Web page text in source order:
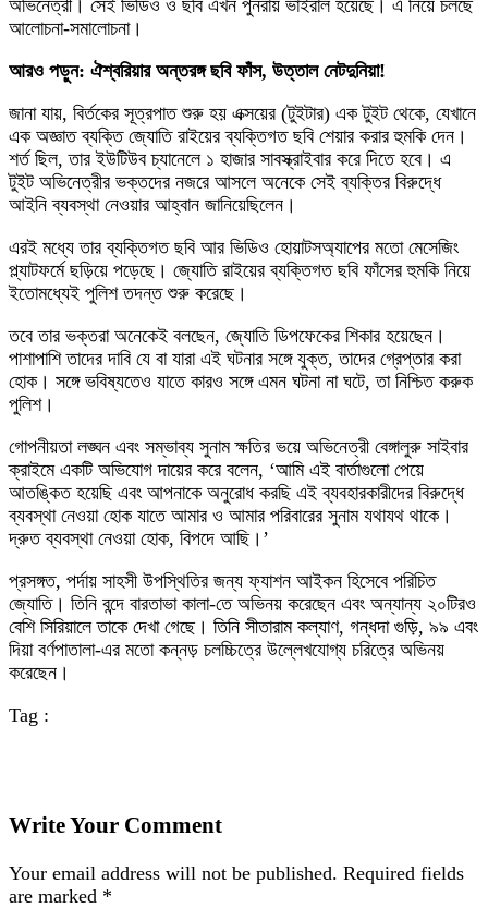
অভিনেত্রী। সেই ভিডিও ও ছবি এখন পুনরায় ভাইরাল হয়েছে। এ নিয়ে চলছে
আলোচনা-সমালোচনা।
আরও পড়ুন: ঐশ্বরিয়ার অন্তরঙ্গ ছবি ফাঁস, উত্তাল নেটদুনিয়া!
জানা যায়, বির্তকের সূত্রপাত শুরু হয় এক্সয়ের (টুইটার) এক টুইট থেকে, যেখানে
এক অজ্ঞাত ব্যক্তি জ্যোতি রাইয়ের ব্যক্তিগত ছবি শেয়ার করার হুমকি দেন।
শর্ত ছিল, তার ইউটিউব চ্যানেলে ১ হাজার সাবস্ক্রাইবার করে দিতে হবে। এ
টুইট অভিনেত্রীর ভক্তদের নজরে আসলে অনেকে সেই ব্যক্তির বিরুদ্ধে
আইনি ব্যবস্থা নেওয়ার আহ্বান জানিয়েছিলেন।
এরই মধ্যে তার ব্যক্তিগত ছবি আর ভিডিও হোয়াটসঅ্যাপের মতো মেসেজিং
প্ল্যাটফর্মে ছড়িয়ে পড়েছে। জ্যোতি রাইয়ের ব্যক্তিগত ছবি ফাঁসের হুমকি নিয়ে
ইতোমধ্যেই পুলিশ তদন্ত শুরু করেছে।
তবে তার ভক্তরা অনেকেই বলছেন, জ্যোতি ডিপফেকের শিকার হয়েছেন।
পাশাপাশি তাদের দাবি যে বা যারা এই ঘটনার সঙ্গে যুক্ত, তাদের গ্রেপ্তার করা
হোক। সঙ্গে ভবিষ্যতেও যাতে কারও সঙ্গে এমন ঘটনা না ঘটে, তা নিশ্চিত করুক
পুলিশ।
গোপনীয়তা লঙ্ঘন এবং সম্ভাব্য সুনাম ক্ষতির ভয়ে অভিনেত্রী বেঙ্গালুরু সাইবার
ক্রাইমে একটি অভিযোগ দায়ের করে বলেন, ‘আমি এই বার্তাগুলো পেয়ে
আতঙ্কিত হয়েছি এবং আপনাকে অনুরোধ করছি এই ব্যবহারকারীদের বিরুদ্ধে
ব্যবস্থা নেওয়া হোক যাতে আমার ও আমার পরিবারের সুনাম যথাযথ থাকে।
দ্রুত ব্যবস্থা নেওয়া হোক, বিপদে আছি।’
প্রসঙ্গত, পর্দায় সাহসী উপস্থিতির জন্য ফ্যাশন আইকন হিসেবে পরিচিত
জ্যোতি। তিনি বন্দে বারতাভা কালা-তে অভিনয় করেছেন এবং অন্যান্য ২০টিরও
বেশি সিরিয়ালে তাকে দেখা গেছে। তিনি সীতারাম কল্যাণ, গন্ধদা গুড়ি, ৯৯ এবং
দিয়া বর্ণপাতালা-এর মতো কন্নড় চলচ্চিত্রে উল্লেখযোগ্য চরিত্রে অভিনয়
করেছেন।
Tag :
Write Your Comment
Your email address will not be published. Required fields
are marked *